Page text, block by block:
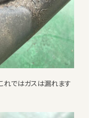
れではガスは漏れます